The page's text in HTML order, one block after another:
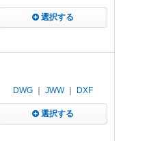
選択する
DWG JWW｜ DXF
選択する